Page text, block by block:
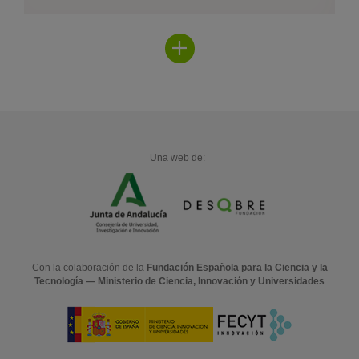
Ver
más
Una web de:
Con la colaboración de la Fundación Española para la Ciencia y la
Tecnología — Ministerio de Ciencia, Innovación y Universidades